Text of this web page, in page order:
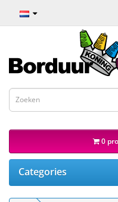
0
Categories